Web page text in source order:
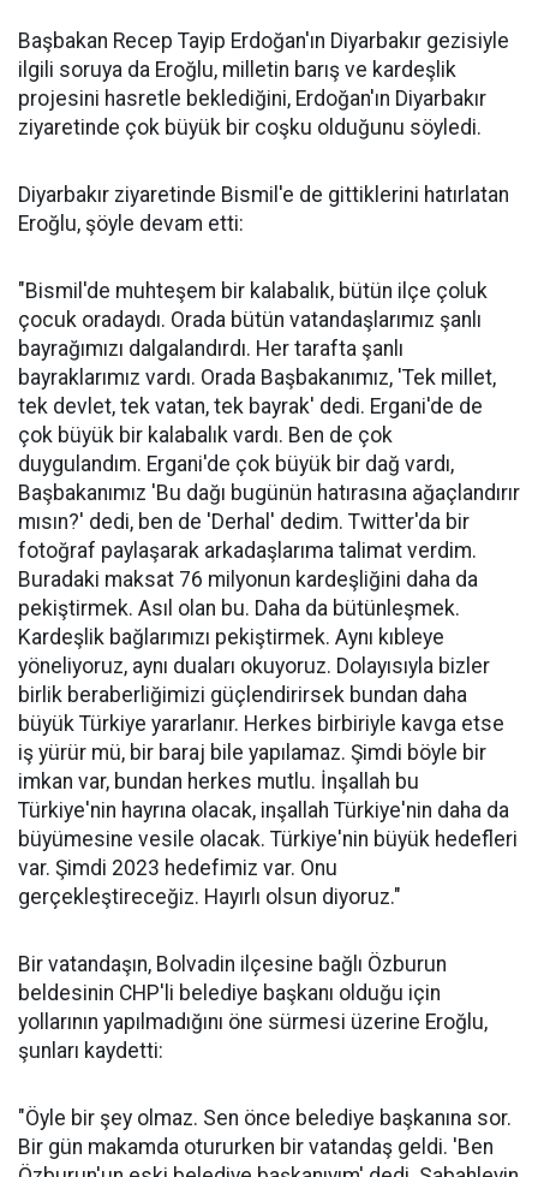
Başbakan Recep Tayip Erdoğan'ın Diyarbakır gezisiyle
ilgili soruya da Eroğlu, milletin barış ve kardeşlik
projesini hasretle beklediğini, Erdoğan'ın Diyarbakır
ziyaretinde çok büyük bir coşku olduğunu söyledi.
Diyarbakır ziyaretinde Bismil'e de gittiklerini hatırlatan
Eroğlu, şöyle devam etti:
"Bismil'de muhteşem bir kalabalık, bütün ilçe çoluk
çocuk oradaydı. Orada bütün vatandaşlarımız şanlı
bayrağımızı dalgalandırdı. Her tarafta şanlı
bayraklarımız vardı. Orada Başbakanımız, 'Tek millet,
tek devlet, tek vatan, tek bayrak' dedi. Ergani'de de
çok büyük bir kalabalık vardı. Ben de çok
duygulandım. Ergani'de çok büyük bir dağ vardı,
Başbakanımız 'Bu dağı bugünün hatırasına ağaçlandırır
mısın?' dedi, ben de 'Derhal' dedim. Twitter'da bir
fotoğraf paylaşarak arkadaşlarıma talimat verdim.
Buradaki maksat 76 milyonun kardeşliğini daha da
pekiştirmek. Asıl olan bu. Daha da bütünleşmek.
Kardeşlik bağlarımızı pekiştirmek. Aynı kıbleye
yöneliyoruz, aynı duaları okuyoruz. Dolayısıyla bizler
birlik beraberliğimizi güçlendirirsek bundan daha
büyük Türkiye yararlanır. Herkes birbiriyle kavga etse
iş yürür mü, bir baraj bile yapılamaz. Şimdi böyle bir
imkan var, bundan herkes mutlu. İnşallah bu
Türkiye'nin hayrına olacak, inşallah Türkiye'nin daha da
büyümesine vesile olacak. Türkiye'nin büyük hedefleri
var. Şimdi 2023 hedefimiz var. Onu
gerçekleştireceğiz. Hayırlı olsun diyoruz."
Bir vatandaşın, Bolvadin ilçesine bağlı Özburun
beldesinin CHP'li belediye başkanı olduğu için
yollarının yapılmadığını öne sürmesi üzerine Eroğlu,
şunları kaydetti:
"Öyle bir şey olmaz. Sen önce belediye başkanına sor.
Bir gün makamda otururken bir vatandaş geldi. 'Ben